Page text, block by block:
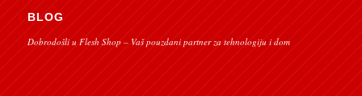
BLOG
Dobrodošli u Flesh Shop – Vaš pouzdani partner za tehnologiju i dom